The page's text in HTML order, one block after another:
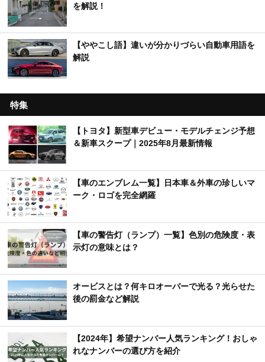
を解説！
【ややこし語】違いが分かりづらい自動車用語を
解説
特集
【トヨタ】新型車デビュー・モデルチェンジ予想
＆新車スクープ｜2025年8月最新情報
【車のエンブレム一覧】日本車＆外車の珍しいマ
ーク・ロゴを完全網羅
【車の警告灯（ランプ）一覧】色別の危険度・表
示灯の意味とは？
オービスとは？何キロオーバーで光る？光らせた
後の罰金など解説
【2024年】希望ナンバー人気ランキング！おしゃ
れなナンバーの選び方を紹介